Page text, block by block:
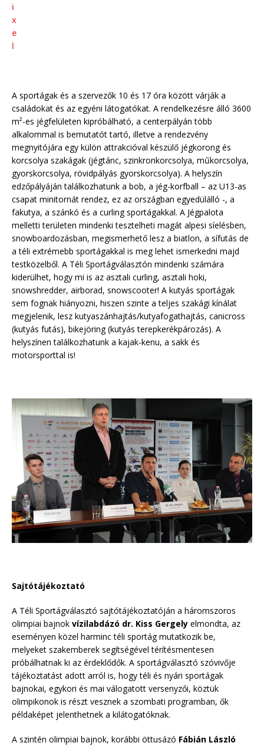
A sportágak és a szervezők 10 és 17 óra között várják a
családokat és az egyéni látogatókat. A rendelkezésre álló 3600
m²-es jégfelületen kipróbálható, a centerpályán több
alkalommal is bemutatót tartó, illetve a rendezvény
megnyitójára egy külön attrakcióval készülő jégkorong és
korcsolya szakágak (jégtánc, szinkronkorcsolya, műkorcsolya,
gyorskorcsolya, rövidpályás gyorskorcsolya). A helyszín
edzőpályáján találkozhatunk a bob, a jég-korfball – az U13-as
csapat minitornát rendez, ez az országban egyedülálló -, a
fakutya, a szánkó és a curling sportágakkal. A Jégpalota
melletti területen mindenki tesztelheti magát alpesi síelésben,
snowboardozásban, megismerhető lesz a biatlon, a sífutás de
a téli extrémebb sportágakkal is meg lehet ismerkedni majd
testközelből. A Téli Sportágválasztón mindenki számára
kiderülhet, hogy mi is az asztali curling, asztali hoki,
snowshredder, airborad, snowscooter! A kutyás sportágak
sem fognak hiányozni, hiszen szinte a teljes szakági kínálat
megjelenik, lesz kutyaszánhajtás/kutyafogathajtás, canicross
(kutyás futás), bikejöring (kutyás terepkerékpározás). A
helyszínen találkozhatunk a kajak-kenu, a sakk és
motorsporttal is!
Sajtótájékoztató
A Téli Sportágválasztó sajtótájékoztatóján a háromszoros
olimpiai bajnok vízilabdázó dr. Kiss Gergely elmondta, az
eseményen közel harminc téli sportág mutatkozik be,
melyeket szakemberek segítségével térítésmentesen
próbálhatnak ki az érdeklődők. A sportágválasztó szóvivője
tájékoztatást adott arról is, hogy téli és nyári sportágak
bajnokai, egykori és mai válogatott versenyzői, köztük
olimpikonok is részt vesznek a szombati programban, ők
példaképet jelenthetnek a kilátogatóknak.
A szintén olimpiai bajnok, korábbi öttusázó Fábián László